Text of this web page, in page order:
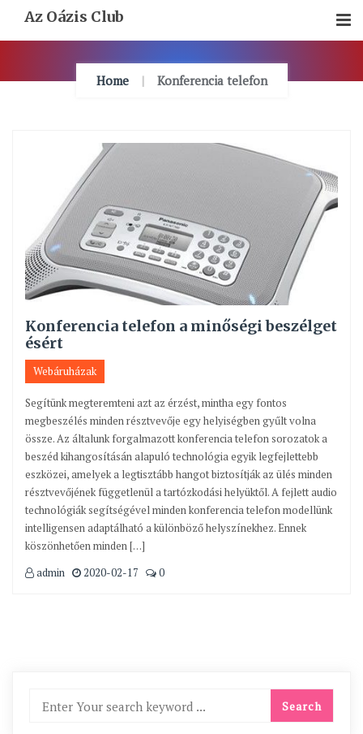
Content
Az Oázis Club
Home Konferencia telefon
Konferencia telefon a minőségi beszélget
ésért
Webáruházak
Segítünk megteremteni azt az érzést, mintha egy fontos
megbeszélés minden résztvevője egy helyiségben gyűlt volna
össze. Az általunk forgalmazott konferencia telefon sorozatok a
beszéd kihangosításán alapuló technológia egyik legfejlettebb
eszközei, amelyek a legtisztább hangot biztosítják az ülés minden
résztvevőjének függetlenül a tartózkodási helyüktől. A fejlett audio
technológiák segítségével minden konferencia telefon modellünk
intelligensen adaptálható a különböző helyszínekhez. Ennek
köszönhetően minden […]
admin
2020-02-17 0